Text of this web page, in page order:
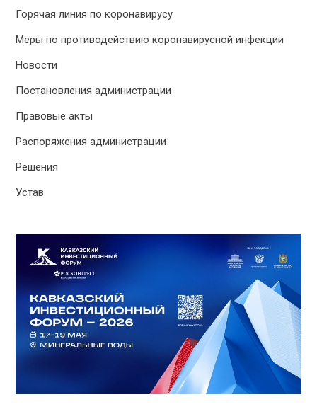
Горячая линия по коронавирусу
Меры по противодействию коронавирусной инфекции
Новости
Постановления администрации
Правовые акты
Распоряжения администрации
Решения
Устав